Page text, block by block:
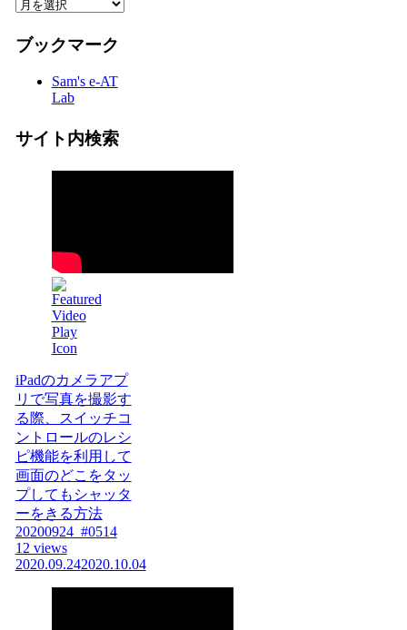
ブックマーク
Sam's e-AT
Lab
サイト内検索
iPadのカメラアプ
リで写真を撮影す
る際、スイッチコ
ントロールのレシ
ピ機能を利用して
画面のどこをタッ
プしてもシャッタ
ーをきる方法
20200924_#0514
12 views
2020.09.242020.10.04